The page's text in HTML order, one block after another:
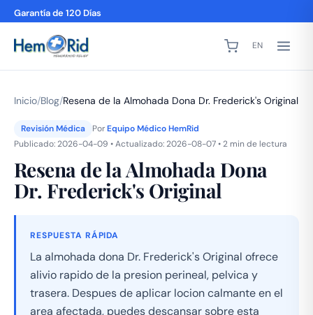
Garantía de 120 Días
EN
Inicio/Blog/Resena de la Almohada Dona Dr. Frederick's Original
Revisión Médica PorEquipo Médico HemRid
Publicado: 2026-04-09 • Actualizado: 2026-08-07 • 2 min de lectura
Resena de la Almohada Dona
Dr. Frederick's Original
RESPUESTA RÁPIDA
La almohada dona Dr. Frederick's Original ofrece
alivio rapido de la presion perineal, pelvica y
trasera. Despues de aplicar locion calmante en el
area afectada, puedes descansar sobre esta